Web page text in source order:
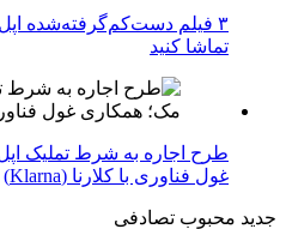
۳ فیلم دست‌کم‌گرفته‌شده
تماشا کنید
طرح اجاره به شرط تملیک
غول فناوری با کلارنا (Klarna)
جدید محبوب تصادفی